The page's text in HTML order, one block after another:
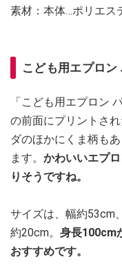
素材：本体…ポリエス
こども用エプロン
「こども用エプロン
の前面にプリントさ
ダのほかにくま柄も
ます。 かわいいエプ
りそうですね。
サイズは、幅約53cm
約20cm。 身長100cm
おすすめです。